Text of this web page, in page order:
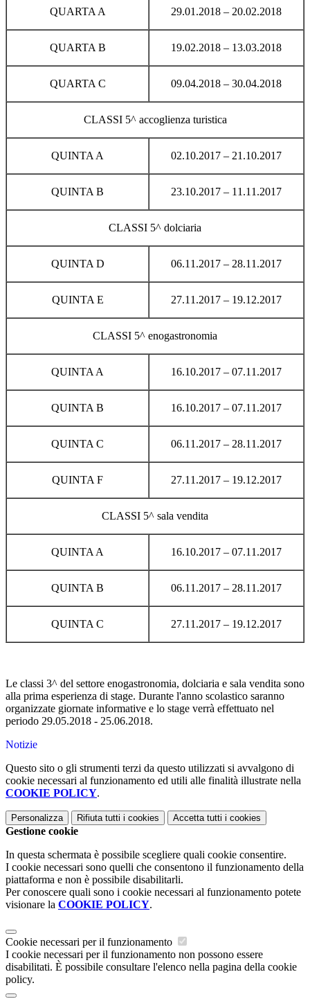
QUARTA A 29.01.2018 – 20.02.2018
QUARTA B 19.02.2018 – 13.03.2018
QUARTA C 09.04.2018 – 30.04.2018
CLASSI 5^ accoglienza turistica
QUINTA A 02.10.2017 – 21.10.2017
QUINTA B 23.10.2017 – 11.11.2017
CLASSI 5^ dolciaria
QUINTA D 06.11.2017 – 28.11.2017
QUINTA E 27.11.2017 – 19.12.2017
CLASSI 5^ enogastronomia
QUINTA A 16.10.2017 – 07.11.2017
QUINTA B 16.10.2017 – 07.11.2017
QUINTA C 06.11.2017 – 28.11.2017
QUINTA F 27.11.2017 – 19.12.2017
CLASSI 5^ sala vendita
QUINTA A 16.10.2017 – 07.11.2017
QUINTA B 06.11.2017 – 28.11.2017
QUINTA C 27.11.2017 – 19.12.2017
Le classi 3^ del settore enogastronomia, dolciaria e sala vendita sono
alla prima esperienza di stage. Durante l'anno scolastico saranno
organizzate giornate informative e lo stage verrà effettuato nel
periodo 29.05.2018 - 25.06.2018.
Notizie
Questo sito o gli strumenti terzi da questo utilizzati si avvalgono di
cookie necessari al funzionamento ed utili alle finalità illustrate nella
COOKIE POLICY.
Personalizza Rifiuta tutti i cookies Accetta tutti i cookies
Gestione cookie
In questa schermata è possibile scegliere quali cookie consentire.
I cookie necessari sono quelli che consentono il funzionamento della
piattaforma e non è possibile disabilitarli.
Per conoscere quali sono i cookie necessari al funzionamento potete
visionare la COOKIE POLICY.
Cookie necessari per il funzionamento
I cookie necessari per il funzionamento non possono essere
disabilitati. È possibile consultare l'elenco nella pagina della cookie
policy.